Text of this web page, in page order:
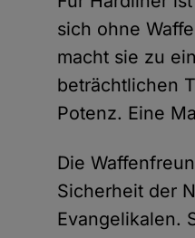
sich ohne
macht sie zu
beträchtlichen
Potenz. Eine
Die
Sicherheit der
Evangelikalen.